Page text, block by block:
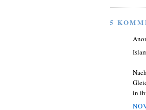
5
in